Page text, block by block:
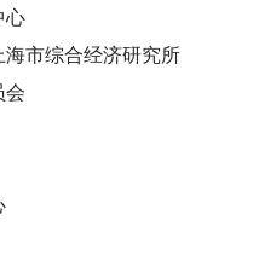
心
市综合经济研究所
会